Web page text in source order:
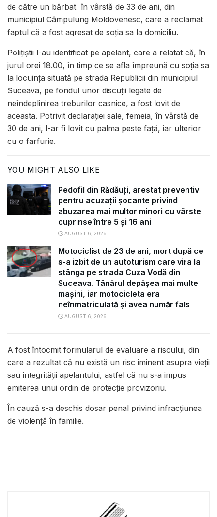
de către un bărbat, în vârstă de 33 de ani, din
municipiul Câmpulung Moldovenesc, care a reclamat
faptul că a fost agresat de soția sa la domiciliu.
Polițiștii l-au identificat pe apelant, care a relatat că, în
jurul orei 18.00, în timp ce se afla împreună cu soția sa
la locuința situată pe strada Republicii din municipiul
Suceava, pe fondul unor discuții legate de
neîndeplinirea treburilor casnice, a fost lovit de
aceasta. Potrivit declarației sale, femeia, în vârstă de
30 de ani, l-ar fi lovit cu palma peste față, iar ulterior
cu o farfurie.
YOU MIGHT ALSO LIKE
Pedofil din Rădăuți, arestat preventiv
pentru acuzații șocante privind
abuzarea mai multor minori cu vârste
cuprinse între 5 și 16 ani
AUGUST 6, 2026
Motociclist de 23 de ani, mort după ce
s-a izbit de un autoturism care vira la
stânga pe strada Cuza Vodă din
Suceava. Tânărul depășea mai multe
mașini, iar motocicleta era
neînmatriculată și avea număr fals
AUGUST 6, 2026
A fost întocmit formularul de evaluare a riscului, din
care a rezultat că nu există un risc iminent asupra vieții
sau integrității apelantului, astfel că nu s-a impus
emiterea unui ordin de protecție provizoriu.
În cauză s-a deschis dosar penal privind infracțiunea
de violență în familie.